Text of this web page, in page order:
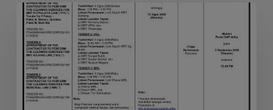
APPOINTMENT
OF
THE
CONTRACTOR
TO
PERFORM
THE